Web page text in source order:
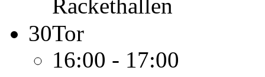
Rackethallen
30Tor
16:00 - 17:00